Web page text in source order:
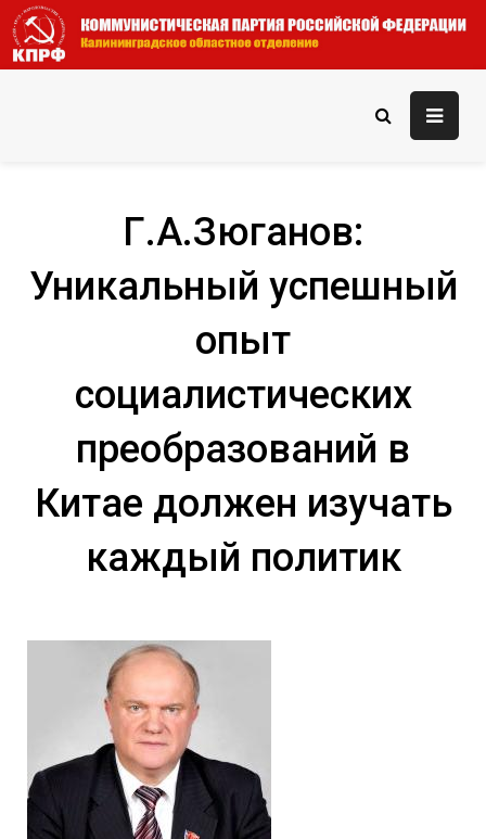
Skip
to
content
КПРФ — Калининградское
Официальный сайт КПРФ — Калининградского областного
Г.А.Зюганов:
Уникальный успешный
опыт
социалистических
преобразований в
Китае должен изучать
каждый политик